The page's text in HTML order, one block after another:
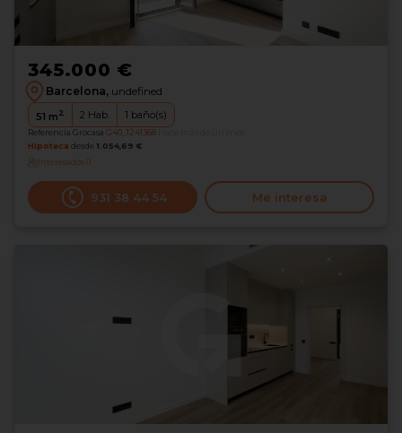
345.000 €
Barcelona, undefined
51 m2 2 Hab. 1 baño(s)
Referencia Grocasa G40_1241368
Hipoteca desde 1.054,69 €
Interesados0
931 38 44 54 Me interesa